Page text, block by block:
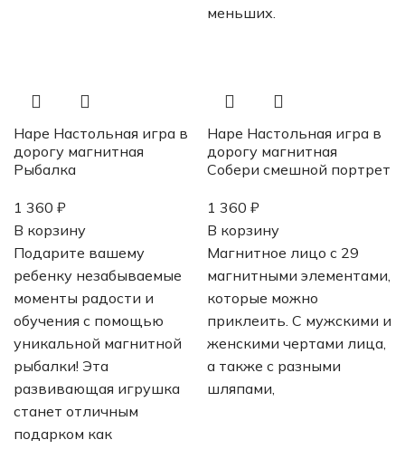
меньших.
Hape Настольная игра в
дорогу магнитная
Рыбалка
1 360 ₽
В корзину
Подарите вашему
ребенку незабываемые
моменты радости и
обучения с помощью
уникальной магнитной
рыбалки! Эта
развивающая игрушка
станет отличным
подарком как
Hape Настольная игра в
дорогу магнитная
Собери смешной портрет
1 360 ₽
В корзину
Магнитное лицо с 29
магнитными элементами,
которые можно
приклеить. С мужскими и
женскими чертами лица,
а также с разными
шляпами,